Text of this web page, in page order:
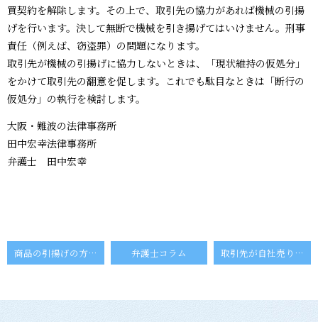
買契約を解除します。その上で、取引先の協力があれば機械の引揚
げを行います。決して無断で機械を引き揚げてはいけません。刑事
責任（例えば、窃盗罪）の問題になります。
取引先が機械の引揚げに協力しないときは、「現状維持の仮処分」
をかけて取引先の翻意を促します。これでも駄目なときは「断行の
仮処分」の執行を検討します。
大阪・難波の法律事務所
田中宏幸法律事務所
弁護士 田中宏幸
商品の引揚げの方法 弁護士コラム 取引先が自社売り商品の引揚げに非協力な場合の売買代金の回収方法